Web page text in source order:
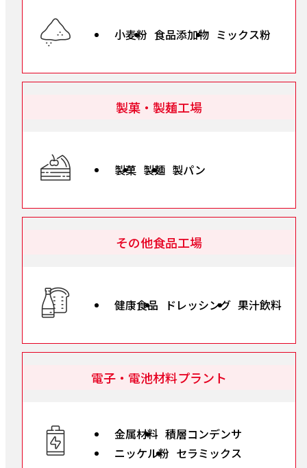
小麦粉 食品添加物 ミックス粉
製菓・製麺工場
製菓 製麺 製パン
その他食品工場
健康食品 ドレッシング 果汁飲料
電子・電池材料プラント
金属材料 積層コンデンサ
ニッケル粉 セラミックス